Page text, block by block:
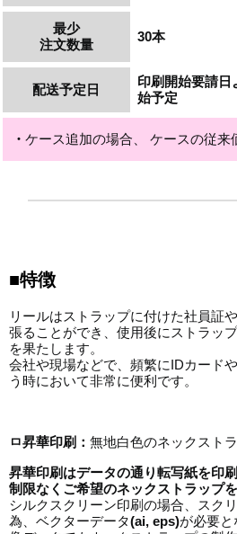
最少
注文数量
30本
配送予定日
印刷開始要請日
始予定
・ ケース追加の場合、 ケースの従来
■特徴
リールはストラップに付けた社員証
張ることができ、使用後にストラッ
を果たします。
会社や現場などで、頻繁にIDカード
う時において非常に便利です。
ㅁ昇華印刷： 無地白色のネックスト
昇華印刷はデータの通り転写紙を印
制限なくご希望のネックストラップ
シルクスクリーン印刷の場合、スク
為、ベクターデータ(ai, eps)が必要